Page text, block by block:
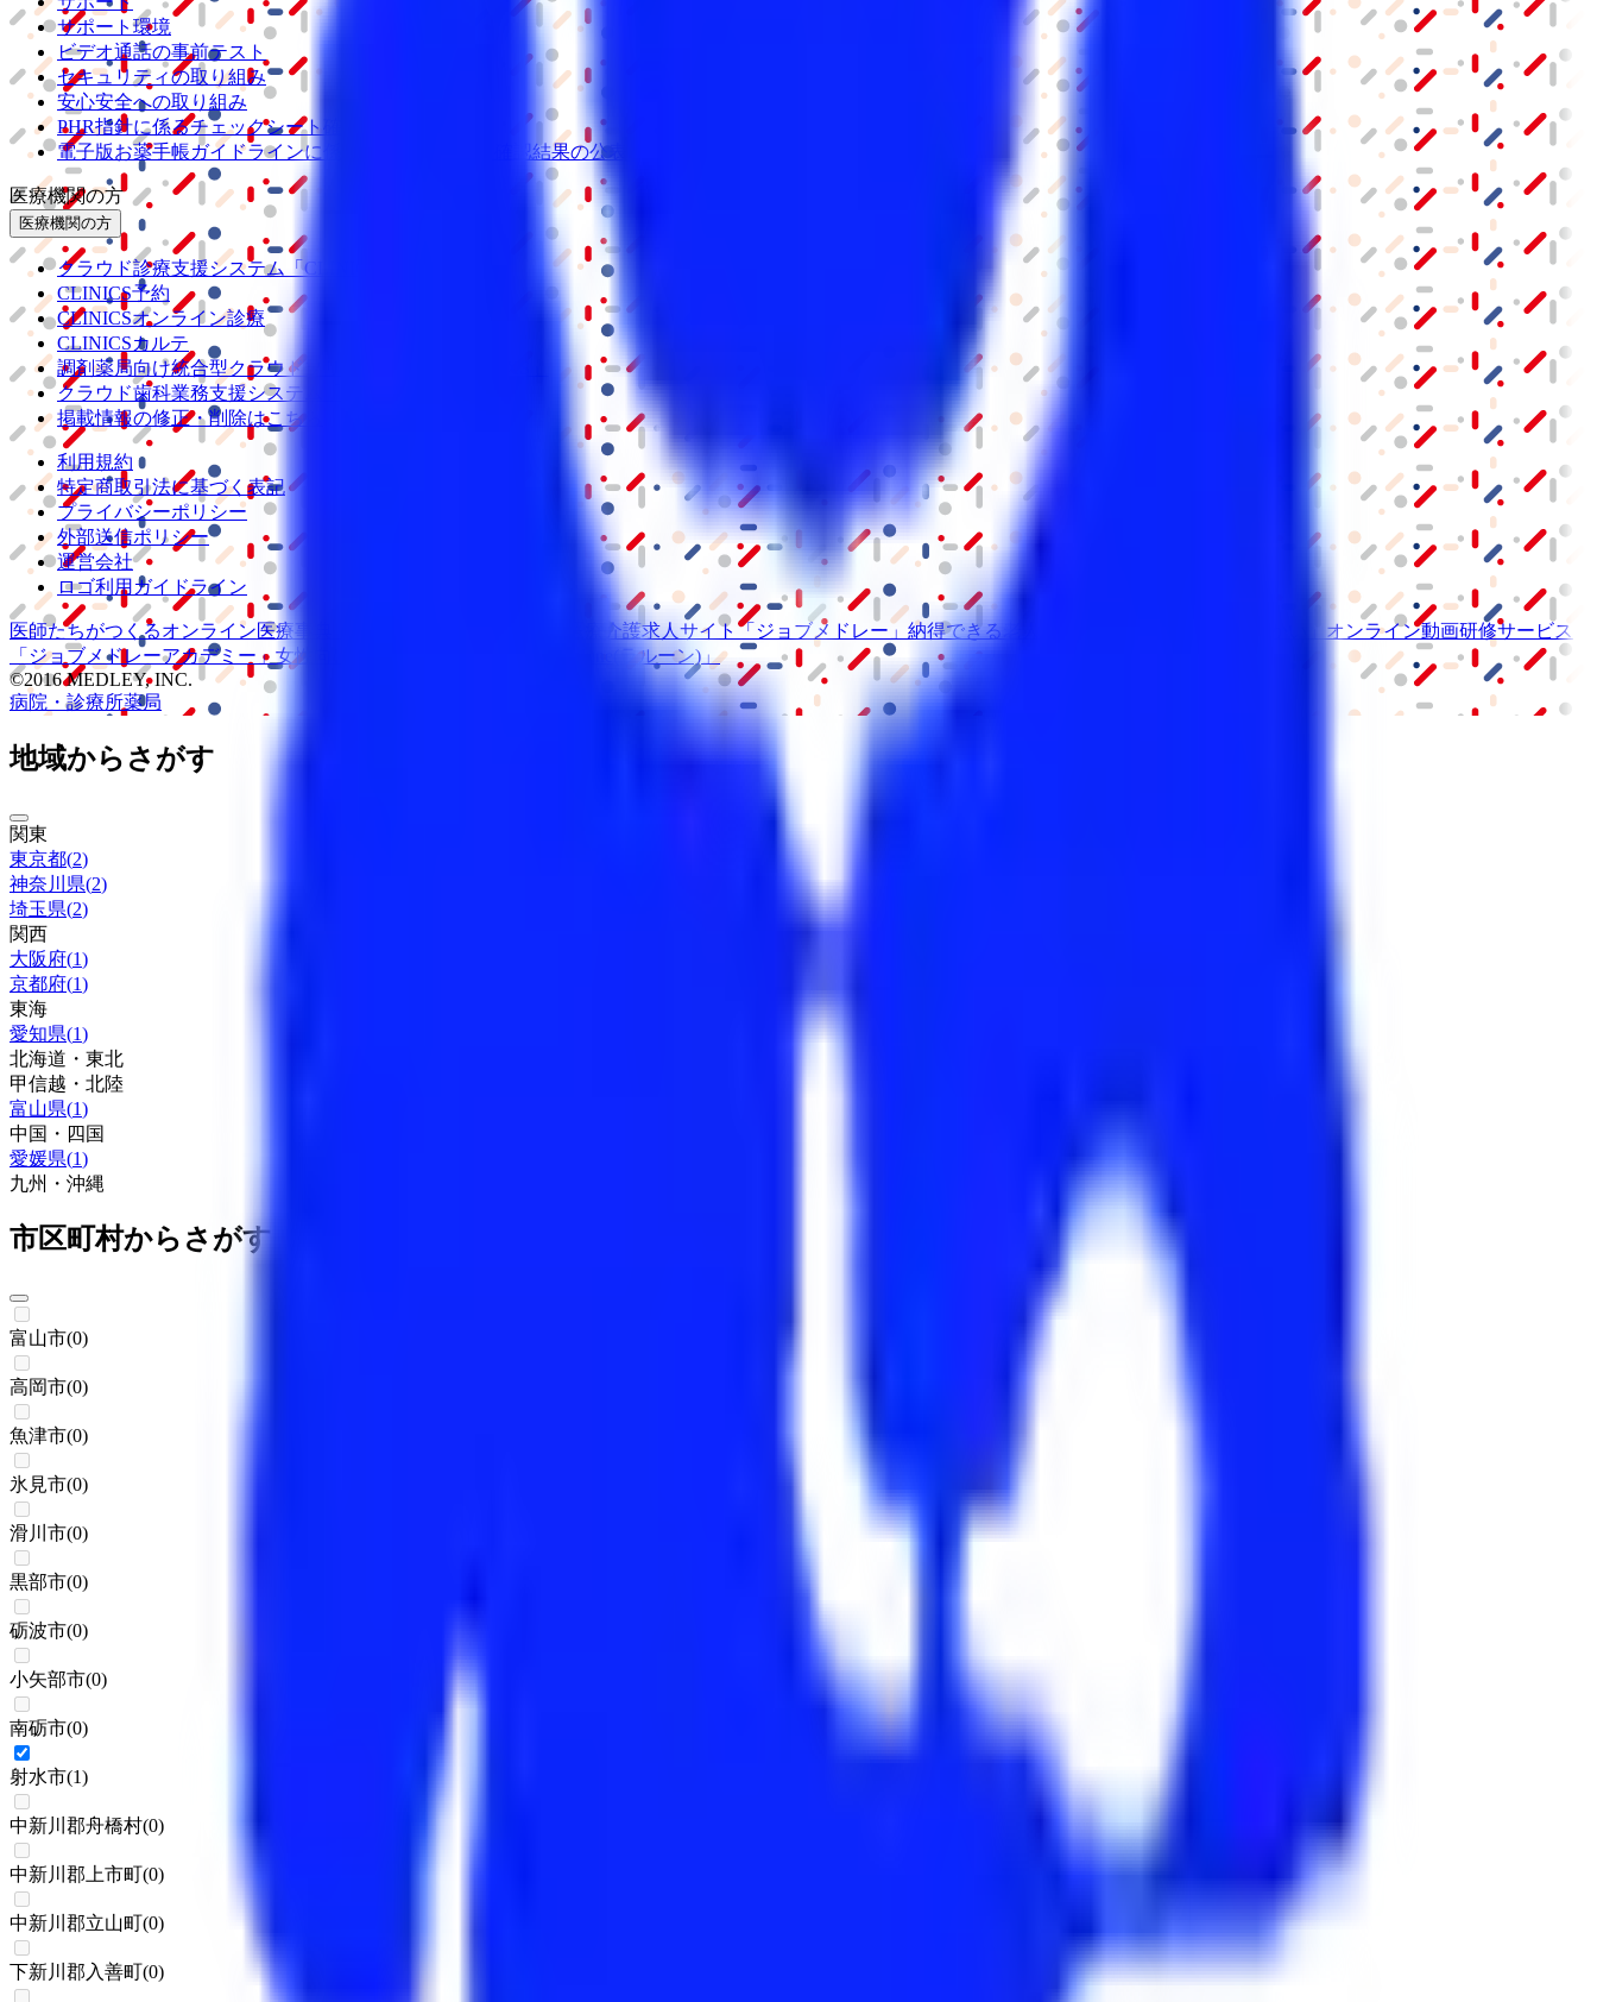
サポート環境
ビデオ通話の事前テスト
セキュリティの取り組み
安心安全への取り組み
PHR指針に係るチェックシート確認結果の公表
電子版お薬手帳ガイドラインに係るチェックシート確認結果の公表
医療機関の方
医療機関の方
クラウド診療支援システム
「CLINICS」
CLINICS予約
CLINICSオンライン診療
CLINICSカルテ
調剤薬局向け統合型クラウドソリューション
クラウド歯科業務支援システム
掲載情報の修正・削除はこちら
利用規約
特定商取引法に基づく表記
プライバシーポリシー
外部送信ポリシー
運営会社
ロゴ利用ガイドライン
医師たちがつくるオンライン医療事典 医療介護求人サイト 「ジョブメドレー」 納得できる オンライン動画研修サービス
「ジョブメドレーアカデミー」 女性向け
「Lalune(ラルーン)」
©2016 MEDLEY, INC.
病院・診療所薬局
地域からさがす
関東
東京都(2)
神奈川県(2)
埼玉県(2)
関西
大阪府(1)
京都府(1)
東海
愛知県(1)
北海道・東北
甲信越・北陸
富山県(1)
中国・四国
愛媛県(1)
九州・沖縄
市区町村からさがす
富山市(0)
高岡市(0)
魚津市(0)
氷見市(0)
滑川市(0)
黒部市(0)
砺波市(0)
小矢部市(0)
南砺市(0)
射水市(1)
中新川郡舟橋村(0)
中新川郡上市町(0)
中新川郡立山町(0)
下新川郡入善町(0)